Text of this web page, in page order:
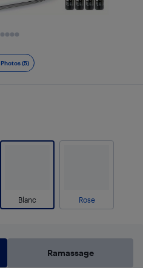
Photos (5)
Blanc Rose
Ramassage